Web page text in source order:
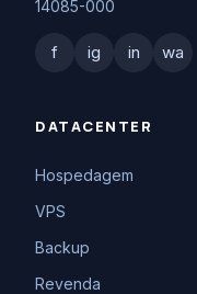
14085-000
f ig in wa
DATACENTER
Hospedagem
VPS
Backup
Revenda